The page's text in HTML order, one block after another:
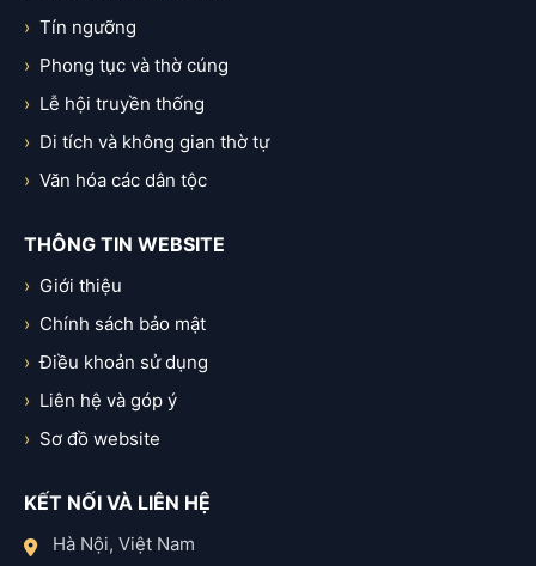
Tín ngưỡng
Phong tục và thờ cúng
Lễ hội truyền thống
Di tích và không gian thờ tự
Văn hóa các dân tộc
THÔNG TIN WEBSITE
Giới thiệu
Chính sách bảo mật
Điều khoản sử dụng
Liên hệ và góp ý
Sơ đồ website
KẾT NỐI VÀ LIÊN HỆ
Hà Nội, Việt Nam